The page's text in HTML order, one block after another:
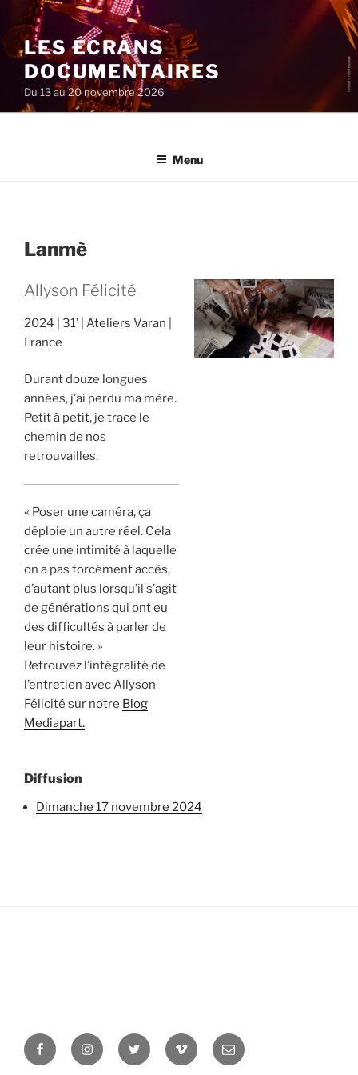
au
contenu
principal
LES ÉCRANS
DOCUMENTAIRES
Du 13 au 20 novembre 2026
Menu
Lanmè
Allyson Félicité
2024 31’
Ateliers Varan
France
Durant douze longues
années, j’ai perdu ma mère.
Petit à petit, je trace le
chemin de nos
retrouvailles.
« Poser une caméra, ça
déploie un autre réel. Cela
crée une intimité à laquelle
on a pas forcément accès,
d’autant plus lorsqu’il s’agit
de générations qui ont eu
des difficultés à parler de
leur histoire. »
Retrouvez l’intégralité de
l’entretien avec Allyson
Félicité sur notre Blog
Mediapart.
Diffusion
dimanche 17 novembre 2024
FacebookInstagramTwitter Vimeo Newsletter